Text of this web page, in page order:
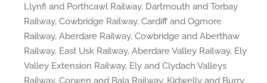
Llynfi and Porthcawl Railway, Dartmouth and Torbay
Railway, Cowbridge Railway, Cardiff and Ogmore
Railway, Aberdare Railway, Cowbridge and Aberthaw
Railway, East Usk Railway, Aberdare Valley Railway, Ely
Valley Extension Railway, Ely and Clydach Valleys
Railway, Corwen and Bala Railway, Kidwelly and Burry